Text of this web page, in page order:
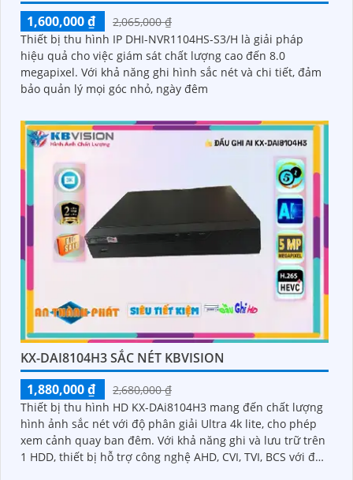
1,600,000 ₫
2,065,000 ₫
Thiết bị thu hình IP DHI-NVR1104HS-S3/H là giải pháp
hiệu quả cho việc giám sát chất lượng cao đến 8.0
megapixel. Với khả năng ghi hình sắc nét và chi tiết, đảm
bảo quản lý mọi góc nhỏ, ngày đêm
KX-DAI8104H3 SẮC NÉT KBVISION
1,880,000 ₫
2,680,000 ₫
Thiết bị thu hình HD KX-DAi8104H3 mang đến chất lượng
hình ảnh sắc nét với độ phân giải Ultra 4k lite, cho phép
xem cảnh quay ban đêm. Với khả năng ghi và lưu trữ trên
1 HDD, thiết bị hỗ trợ công nghệ AHD, CVI, TVI, BCS với độ